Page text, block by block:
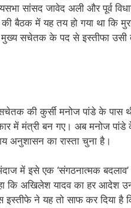
सांसद जावेद अली और पूर्व
बैठक में यह तय हो गया था कि
सचेतक के पद से इस्तीफा उसी
की कुर्सी मनोज पांडे के पास
में मंत्री बन गए। अब मनोज
अनुशासन का रास्ता चुना है।
में इसे एक ‘संगठनात्मक बदलाव’
कि अखिलेश यादव का हर आदेश
ने यह तो साफ कर दिया है कि